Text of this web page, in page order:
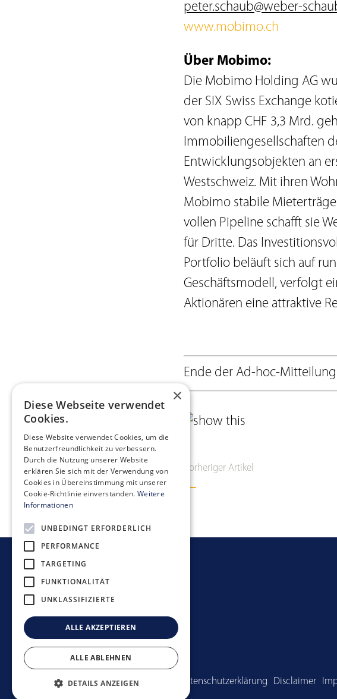
peter.schaub@weber-
www.mobimo.ch
Über Mobimo:
Die Mobimo Holding AG
der SIX Swiss Exchange
von knapp CHF 3,3 Mrd.
Immobiliengesellschaften
Entwicklungsobjekten an
Westschweiz. Mit ihren
Mobimo stabile
vollen Pipeline schafft sie
für Dritte. Das
Portfolio beläuft sich auf
Geschäftsmodell, verfolgt
Aktionären eine attraktive
Ende der Ad-hoc-Mitteilung
Vorheriger Artikel
Anlagerichtlinien Datenschutzerklärung Disclaimer
×
Diese Webseite verwendet
Cookies.
Diese Website verwendet Cookies, um die
Benutzerfreundlichkeit zu verbessern.
Durch die Nutzung unserer Website
erklären Sie sich mit der Verwendung von
Cookies in Übereinstimmung mit unserer
Cookie-Richtlinie einverstanden. Weitere
Informationen
UNBEDINGT ERFORDERLICH
PERFORMANCE
TARGETING
FUNKTIONALITÄT
UNKLASSIFIZIERTE
ALLE AKZEPTIEREN
ALLE ABLEHNEN
DETAILS ANZEIGEN